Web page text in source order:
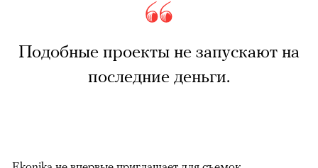
Подобные проекты не запускают на
последние деньги.